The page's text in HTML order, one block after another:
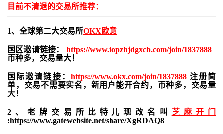
目前不清退的交易所推荐：
1、全球第二大交易所OKX欧意
国区邀请链接： https://www.topzhjdgxcb.com/join/1837888
币种多，交易量大！
国际邀请链接： https://www.okx.com/join/1837888注册简
单，交易不需要实名，新用户能开合约， 币种多，交易量
大！
2、老牌交易所比特儿现改名叫 芝麻开门
:https://www.gatewebsite.net/share/XgRDAQ8